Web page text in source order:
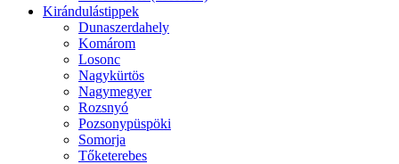
Kirándulástippek
Dunaszerdahely
Komárom
Losonc
Nagykürtös
Nagymegyer
Rozsnyó
Pozsonypüspöki
Somorja
Tőketerebes